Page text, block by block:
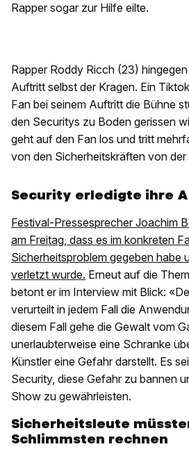
Rapper sogar zur Hilfe eilte.
Rapper Roddy Ricch (23)
Auftritt selbst der Kragen. Ein
Fan bei seinem Auftritt die Bühne
den Securitys zu Boden gerissen
geht auf den Fan los und tritt
von den Sicherheitskräften von
Security erledigte ihre
Festival-Pressesprecher Joachim
am Freitag, dass es im konkreten
Sicherheitsproblem gegeben habe
verletzt wurde. Erneut auf die
betont er im Interview mit Blick:
verurteilt in jedem Fall die
diesem Fall gehe die Gewalt vom
unerlaubterweise eine Schranke
Künstler eine Gefahr darstellt. Es
Security, diese Gefahr zu bannen
Show zu gewährleisten.
Sicherheitsleute
Schlimmsten rechnen